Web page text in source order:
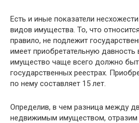
Есть и иные показатели
видов имущества. То, что
правило, не подлежит
имеет приобретательную
имущество чаще всего должно
государственных реестрах.
по нему составляет 15 лет.
Определив, в чем разница между
недвижимым имуществом, отразим